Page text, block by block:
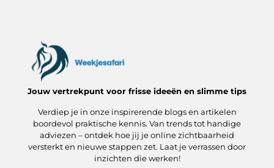
Jouw vertrekpunt voor frisse ideeën en slimme tips
Verdiep je in onze inspirerende blogs en artikelen
boordevol praktische kennis. Van trends tot handige
adviezen – ontdek hoe jij je online zichtbaarheid
versterkt en nieuwe stappen zet. Laat je verrassen door
inzichten die werken!